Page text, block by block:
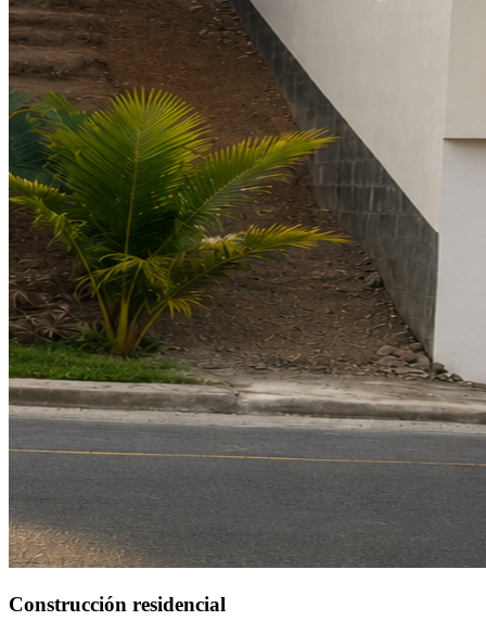
Construcción residencial